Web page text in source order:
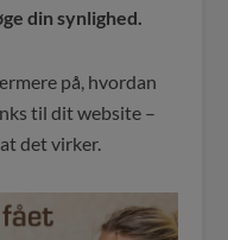
din synlighed.
på, hvordan
til dit website –
det virker.